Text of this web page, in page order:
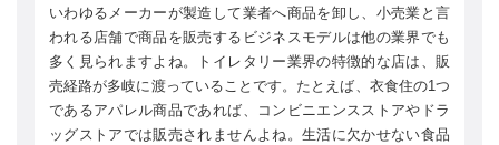
いわゆるメーカーが製造して業者へ商品を卸し、小売業と言
われる店舗で商品を販売するビジネスモデルは他の業界でも
多く見られますよね。トイレタリー業界の特徴的な店は、販
売経路が多岐に渡っていることです。たとえば、衣食住の1つ
であるアパレル商品であれば、コンビニエンスストアやドラ
ッグストアでは販売されませんよね。生活に欠かせない食品